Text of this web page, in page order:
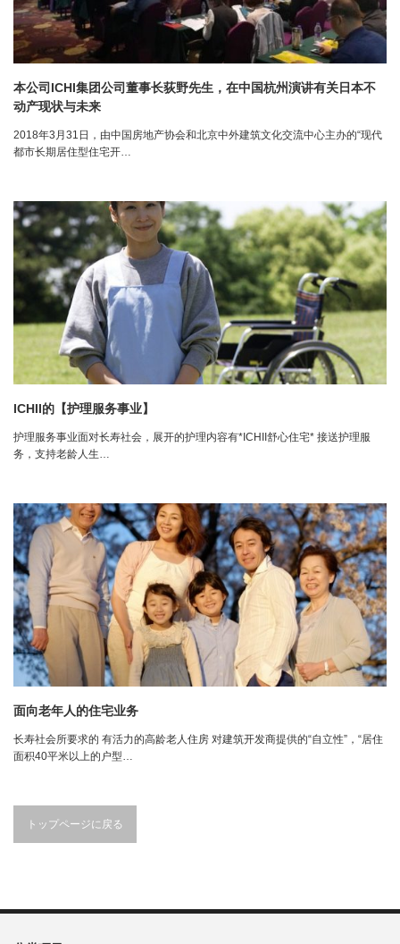
本公司ICHI集团公司董事长荻野先生，在中国杭州演讲有关日本不
动产现状与未来
2018年3月31日，由中国房地产协会和北京中外建筑文化交流中心主办的“现代
都市长期居住型住宅开…
ICHII的【护理服务事业】
护理服务事业面对长寿社会，展开的护理内容有*ICHII舒心住宅* 接送护理服
务，支持老龄人生…
面向老年人的住宅业务
长寿社会所要求的 有活力的高龄老人住房 对建筑开发商提供的“自立性”，“居住
面积40平米以上的户型…
トップページに戻る